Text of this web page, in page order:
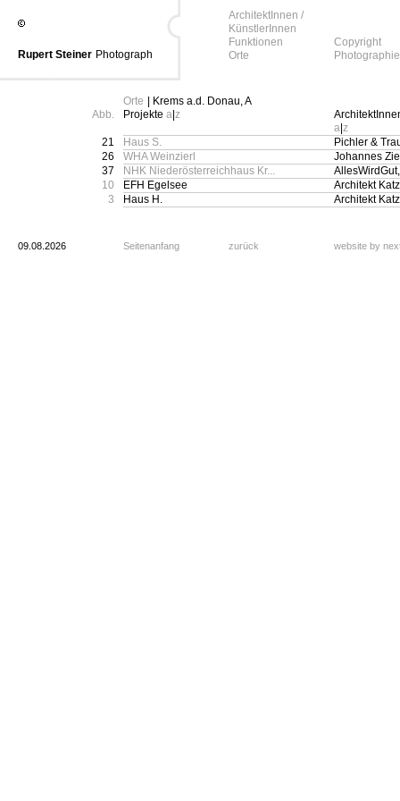
Rupert Steiner Photograph
ArchitektInnen /
KünstlerInnen
Funktionen
Orte
Copyright
Photographie
Orte
| Krems a.d. Donau, A
Abb.
Projekte a z
a z
21
Haus S.
Pichler &
26
WHA Weinzierl
Johannes
37
NHK Niederösterreichhaus Kr...
10
EFH Egelsee
Architekt
3
Haus H. Architekt
09.08.2026 Seitenanfang zurück website by